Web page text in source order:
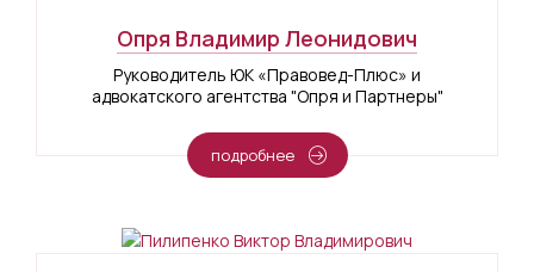
Опря Владимир Леонидович
Руководитель ЮК «Правовед-Плюс» и
адвокатского агентства "Опря и Партнеры"
подробнее